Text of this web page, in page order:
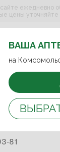
пр-т, д. 47
ВАША
на
ежедневно
цены
85
81